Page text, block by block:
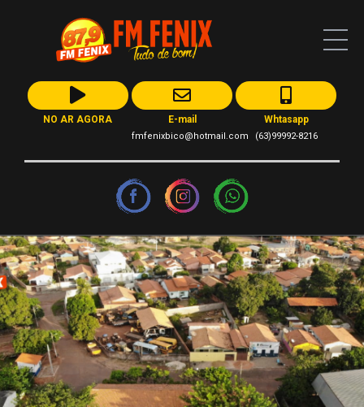
NO AR AGORA E-mail
fmfenixbico@hotmail.com
Whtasapp
(63)99992-8216